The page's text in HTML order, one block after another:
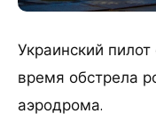
Украинский
время обстрела
аэродрома.